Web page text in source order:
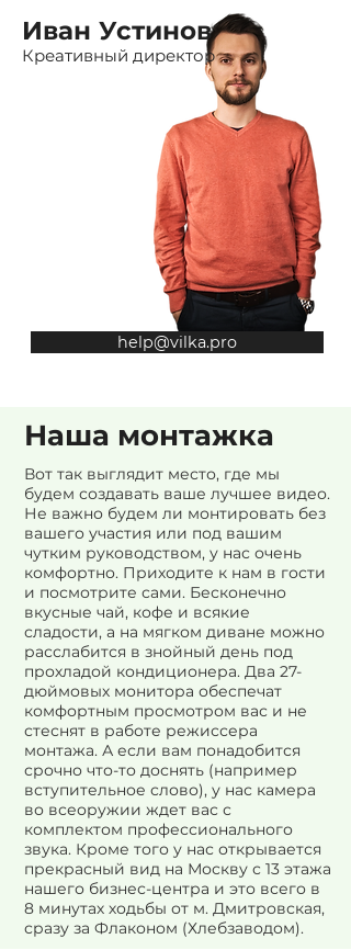
Иван Устинов
Креативный директор
help@vilka.pro
Наша монтажка
Вот так выглядит место, где мы
будем создавать ваше лучшее видео.
Не важно будем ли монтировать без
вашего участия или под вашим
чутким руководством, у нас очень
комфортно. Приходите к нам в гости
и посмотрите сами. Бесконечно
вкусные чай, кофе и всякие
сладости, а на мягком диване можно
расслабится в знойный день под
прохладой кондиционера. Два 27-
дюймовых монитора обеспечат
комфортным просмотром вас и не
стеснят в работе режиссера
монтажа. А если вам понадобится
срочно что-то доснять (например
вступительное слово), у нас камера
во всеоружии ждет вас с
комплектом профессионального
звука. Кроме того у нас открывается
прекрасный вид на Москву с 13 этажа
нашего бизнес-центра и это всего в
8 минутах ходьбы от м. Дмитровская,
сразу за Флаконом (Хлебзаводом).